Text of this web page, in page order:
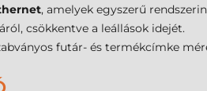
, amelyek egyszerű
csökkentve a leállások idejét.
futár- és termékcímke